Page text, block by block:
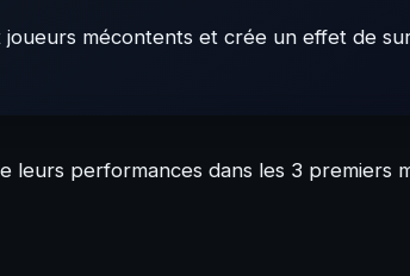
mécontents et crée un effet de
leurs performances dans les 3 premiers